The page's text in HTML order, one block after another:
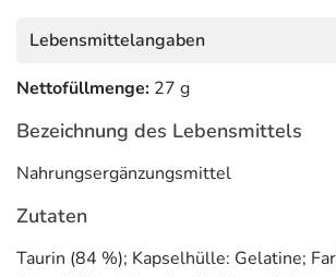
Lebensmittelangaben
Nettofüllmenge: 27 g
Bezeichnung des Lebensmittels
Nahrungsergänzungsmittel
Zutaten
Taurin (84 %); Kapselhülle: Gelatine;